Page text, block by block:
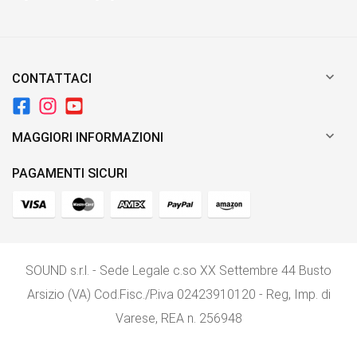
CONTATTACI 
MAGGIORI INFORMAZIONI 
PAGAMENTI SICURI
SOUND s.r.l. - Sede Legale c.so XX Settembre 44 Busto
Arsizio (VA) Cod.Fisc./P.iva 02423910120 - Reg, Imp. di
Varese, REA n. 256948